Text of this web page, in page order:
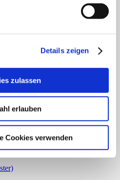
Details zeigen
zulassen
erlauben
Cookies verwenden